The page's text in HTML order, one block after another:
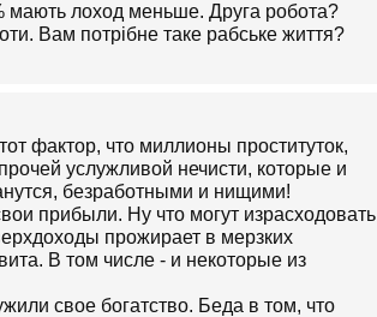
мають лоход меньше. Друга робота?
Вам потрібне таке рабське життя?
фактор, что миллионы проституток,
услужливой нечисти, которые и
безработными и нищими!
прибыли. Ну что могут израсходовать
прожирает в мерзких
В том числе - и некоторые из
свое богатство. Беда в том, что